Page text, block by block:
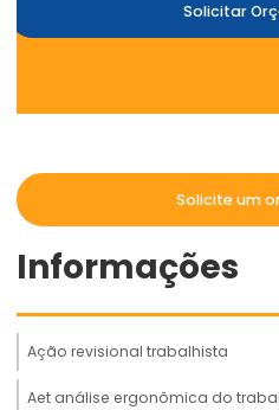
Solicitar
Solicite um
Informações
Ação revisional trabalhista
Aet análise ergonômica do